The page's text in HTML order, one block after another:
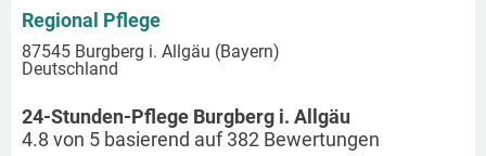
Regional Pflege
87545 Burgberg i. Allgäu (Bayern)
Deutschland
24-Stunden-Pflege Burgberg i. Allgäu
4.8 von 5 basierend auf382 Bewertungen